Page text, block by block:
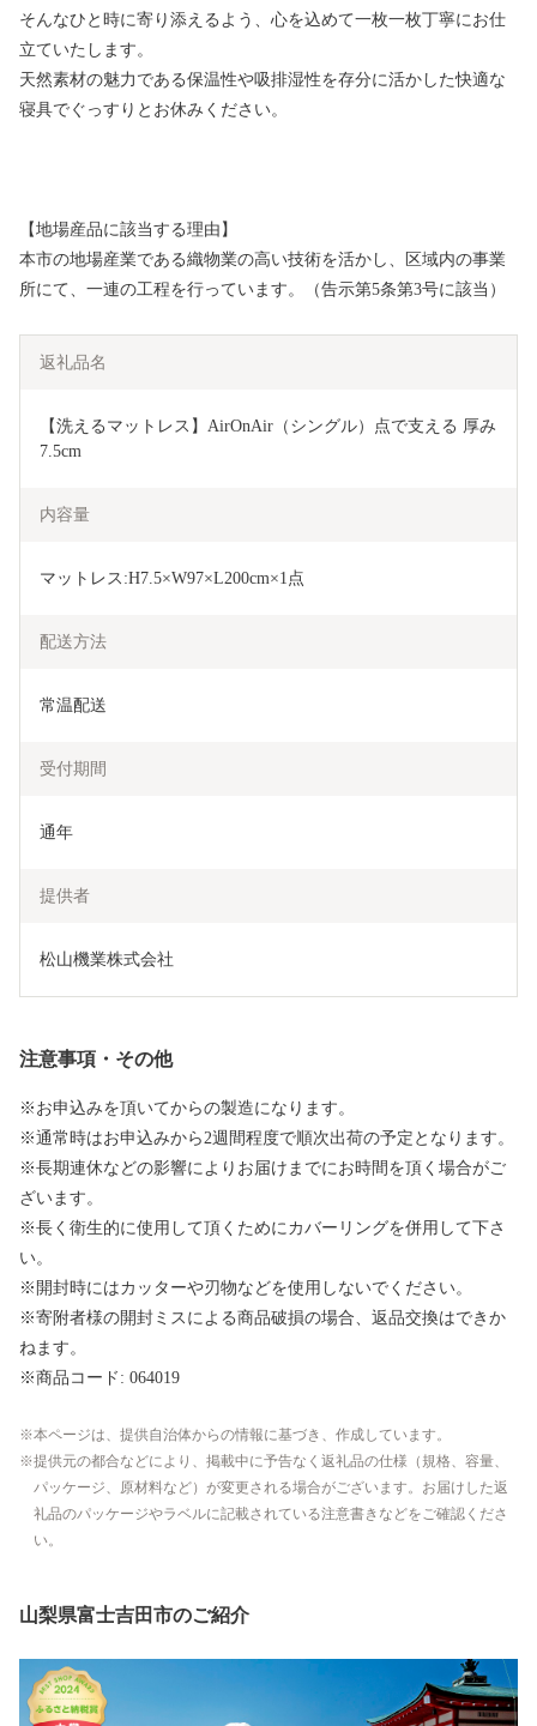
そんなひと時に寄り添えるよう、心を込めて一枚一枚丁寧にお仕
立ていたします。
天然素材の魅力である保温性や吸排湿性を存分に活かした快適な
寝具でぐっすりとお休みください。
【地場産品に該当する理由】
本市の地場産業である織物業の高い技術を活かし、区域内の事業
所にて、一連の工程を行っています。（告示第5条第3号に該当）
返礼品名
【洗えるマットレス】AirOnAir（シングル）点で支える 厚み
7.5cm
内容量
マットレス:H7.5×W97×L200cm×1点
配送方法
常温配送
受付期間
通年
提供者
松山機業株式会社
注意事項・その他
※お申込みを頂いてからの製造になります。
※通常時はお申込みから2週間程度で順次出荷の予定となります。
※長期連休などの影響によりお届けまでにお時間を頂く場合がご
ざいます。
※長く衛生的に使用して頂くためにカバーリングを併用して下さ
い。
※開封時にはカッターや刃物などを使用しないでください。
※寄附者様の開封ミスによる商品破損の場合、返品交換はできか
ねます。
※商品コード: 064019
本ページは、提供自治体からの情報に基づき、作成しています。
提供元の都合などにより、掲載中に予告なく返礼品の仕様（規格、容量、
パッケージ、原材料など）が変更される場合がございます。お届けした返
礼品のパッケージやラベルに記載されている注意書きなどをご確認くださ
い。
山梨県富士吉田市のご紹介